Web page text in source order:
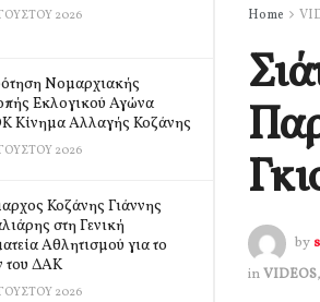
2026
Νομαρχιακής
Εκλογικού Αγώνα
Κίνημα Αλλαγής Κοζάνης
2026
Κοζάνης Γιάννης
στη Γενική
Αθλητισμού για το
του ΔΑΚ
2026
Home
by
inVIDEOS,